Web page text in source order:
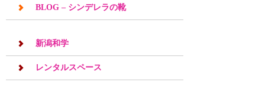
BLOG – シンデレラの靴
新潟和学
レンタルスペース